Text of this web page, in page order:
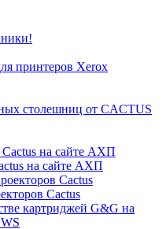
принтеров Xerox
столешниц от CACTUS
на сайте АХП
Cactus